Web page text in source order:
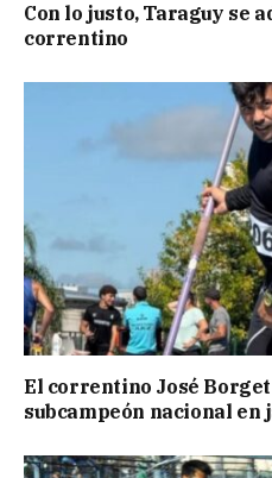
Con lo justo, Taraguy se
correntino
El correntino José
subcampeón nacional en